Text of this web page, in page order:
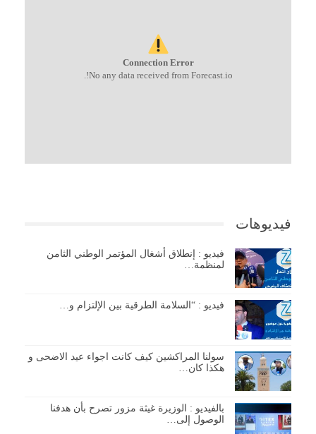
Connection Error
No any data received from Forecast.io!.
فيديوهات
فيديو : إنطلاق أشغال المؤتمر الوطني الثامن
لمنظمة…
فيديو : “السلامة الطرقية بين الإلتزام و…
سولنا المراكشين كيف كانت اجواء عيد الاضحى و
هكذا كان…
بالفيديو : الوزيرة غيثة مزور تصرح بأن هدفنا
الوصول إلى…